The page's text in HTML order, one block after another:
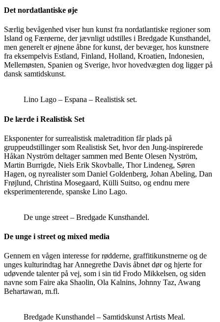
Det nordatlantiske øje
Særlig bevågenhed viser hun kunst fra nordatlantiske regioner som
Island og Færøerne, der jævnligt udstilles i Bredgade Kunsthandel,
men generelt er øjnene åbne for kunst, der bevæger, hos kunstnere
fra eksempelvis Estland, Finland, Holland, Kroatien, Indonesien,
Mellemøsten, Spanien og Sverige, hvor hovedvægten dog ligger på
dansk samtidskunst.
Lino Lago – Espana – Realistisk set.
De lærde i Realistisk Set
Eksponenter for surrealistisk maletradition får plads på
gruppeudstillinger som Realistisk Set, hvor den Jung-inspirerede
Håkan Nyström deltager sammen med Bente Olesen Nyström,
Martin Burrigde, Niels Erik Skovballe, Thor Lindeneg, Søren
Hagen, og nyrealister som Daniel Goldenberg, Johan Abeling, Dan
Frøjlund, Christina Mosegaard, Külli Suitso, og endnu mere
eksperimenterende, spanske Lino Lago.
De unge street – Bredgade Kunsthandel.
De unge i street og mixed media
Gennem en vågen interesse for rødderne, graffitikunstnerne og de
unges kulturindtag har Annegrethe Davis åbnet dør og hjerte for
udøvende talenter på vej, som i sin tid Frodo Mikkelsen, og siden
navne som Faire aka Shaolin, Ola Kalnins, Johnny Taz, Awang
Behartawan, m.fl.
Bredgade Kunsthandel – Samtidskunst Artists Meal.